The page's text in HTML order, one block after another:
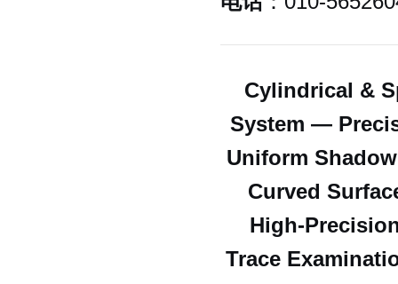
Cylindrical &
System —
Uniform
Curved
High-
Trace